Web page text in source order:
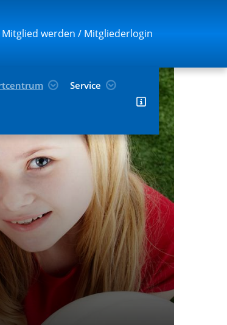
Mitglied werden / Mitgliederlogin
Service